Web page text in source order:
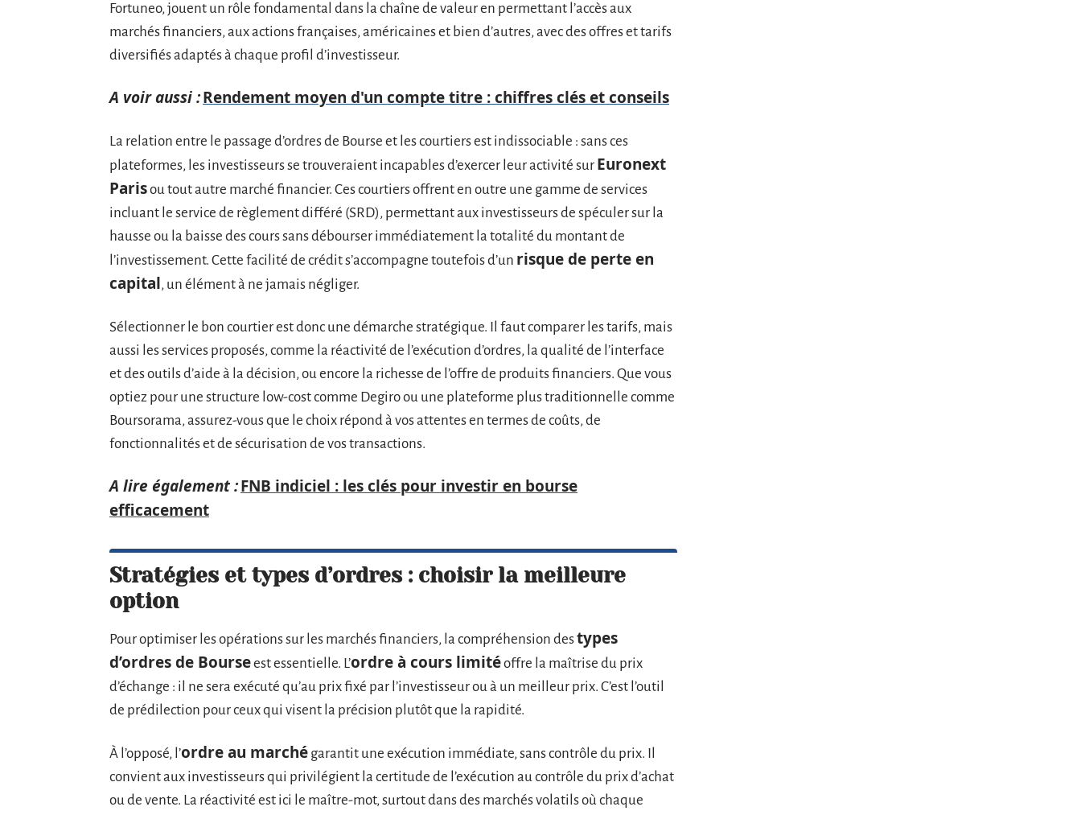
Fortuneo, jouent un rôle fondamental dans la chaîne de valeur en permettant l’accès aux
marchés financiers, aux actions françaises, américaines et bien d’autres, avec des offres et tarifs
diversifiés adaptés à chaque profil d’investisseur.
A voir aussi :Rendement moyen d'un compte titre : chiffres clés et conseils
La relation entre le passage d’ordres de Bourse et les courtiers est indissociable : sans ces
plateformes, les investisseurs se trouveraient incapables d’exercer leur activité sur Euronext
Parisou tout autre marché financier. Ces courtiers offrent en outre une gamme de services
incluant le service de règlement différé (SRD), permettant aux investisseurs de spéculer sur la
hausse ou la baisse des cours sans débourser immédiatement la totalité du montant de
l’investissement. Cette facilité de crédit s’accompagne toutefois d’un risque de perte en
capital, un élément à ne jamais négliger.
Sélectionner le bon courtier est donc une démarche stratégique. Il faut comparer les tarifs, mais
aussi les services proposés, comme la réactivité de l’exécution d’ordres, la qualité de l’interface
et des outils d’aide à la décision, ou encore la richesse de l’offre de produits financiers. Que vous
optiez pour une structure low-cost comme Degiro ou une plateforme plus traditionnelle comme
Boursorama, assurez-vous que le choix répond à vos attentes en termes de coûts, de
fonctionnalités et de sécurisation de vos transactions.
A lire également :FNB indiciel : les clés pour investir en bourse
efficacement
Stratégies et types d’ordres : choisir la meilleure
option
Pour optimiser les opérations sur les marchés financiers, la compréhension destypes
d’ordres de Bourseest essentielle. L’ordre à cours limitéoffre la maîtrise du prix
d’échange : il ne sera exécuté qu’au prix fixé par l’investisseur ou à un meilleur prix. C’est l’outil
de prédilection pour ceux qui visent la précision plutôt que la rapidité.
À l’opposé, l’ordre au marché garantit une exécution immédiate, sans contrôle du prix. Il
convient aux investisseurs qui privilégient la certitude de l’exécution au contrôle du prix d’achat
ou de vente. La réactivité est ici le maître-mot, surtout dans des marchés volatils où chaque